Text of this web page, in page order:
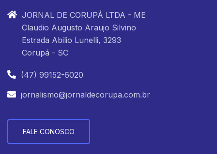
JORNAL DE CORUPÁ LTDA - ME
Claudio Augusto Araujo Silvino
Estrada Abilio Lunelli, 3293
Corupá - SC
(47) 99152-6020
jornalismo@jornaldecorupa.com.br
FALE CONOSCO